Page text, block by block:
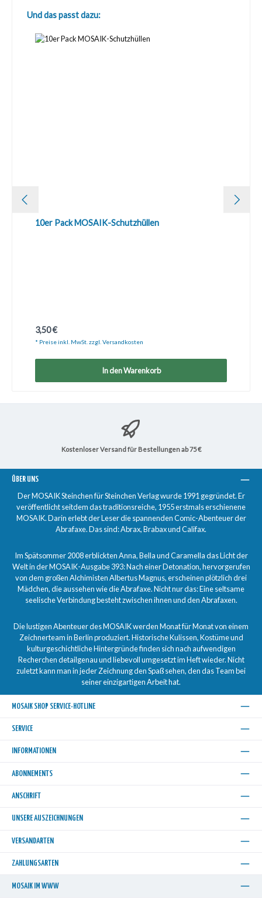
Produktgalerie überspringen
Und das passt dazu:
10er Pack MOSAIK-Schutzhüllen
Regulärer Preis:
3,50 €
* Preise inkl. MwSt. zzgl. Versandkosten
In den Warenkorb
Kostenloser Versand für Bestellungen ab 75 €
ÜBER UNS
Der MOSAIK Steinchen für Steinchen Verlag wurde 1991 gegründet. Er
veröffentlicht seitdem das traditionsreiche, 1955 erstmals erschienene
MOSAIK. Darin erlebt der Leser die spannenden Comic-Abenteuer der
Abrafaxe. Das sind: Abrax, Brabax und Califax.
Im Spätsommer 2008 erblickten Anna, Bella und Caramella das Licht der
Welt in der MOSAIK-Ausgabe 393: Nach einer Detonation, hervorgerufen
von dem großen Alchimisten Albertus Magnus, erscheinen plötzlich drei
Mädchen, die aussehen wie die Abrafaxe. Nicht nur das: Eine seltsame
seelische Verbindung besteht zwischen ihnen und den Abrafaxen.
Die lustigen Abenteuer des MOSAIK werden Monat für Monat von einem
Zeichnerteam in Berlin produziert. Historische Kulissen, Kostüme und
kulturgeschichtliche Hintergründe finden sich nach aufwendigen
Recherchen detailgenau und liebevoll umgesetzt im Heft wieder. Nicht
zuletzt kann man in jeder Zeichnung den Spaß sehen, den das Team bei
seiner einzigartigen Arbeit hat.
MOSAIK SHOP SERVICE-HOTLINE
SERVICE
INFORMATIONEN
ABONNEMENTS
ANSCHRIFT
UNSERE AUSZEICHNUNGEN
VERSANDARTEN
ZAHLUNGSARTEN
MOSAIK IM WWW